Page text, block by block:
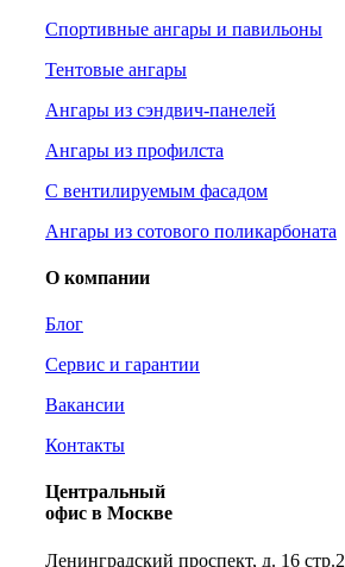
Спортивные ангары и павильоны
Тентовые ангары
Ангары из сэндвич-панелей
Ангары из профилста
С вентилируемым фасадом
Ангары из сотового поликарбоната
О компании
Блог
Сервис и гарантии
Вакансии
Контакты
Центральный
офис в Москве
Ленинградский проспект, д. 16 стр.2